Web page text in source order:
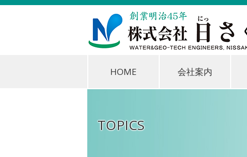
HOME 会社案内
TOPICS